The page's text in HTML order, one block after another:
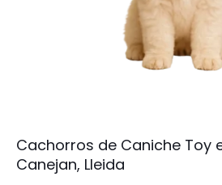
Cachorros de Caniche Toy
Canejan, Lleida